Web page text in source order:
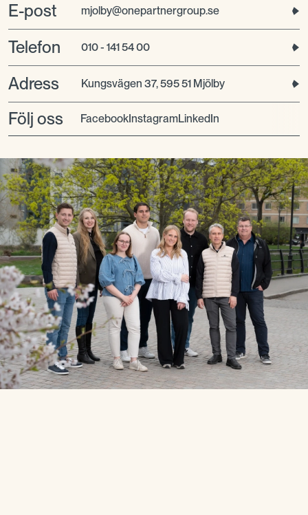
E-post mjolby@onepartnergroup.se
Telefon 010 - 141 54 00
Adress Kungsvägen 37, 595 51 Mjölby
Följ oss facebook instagram LinkedIn